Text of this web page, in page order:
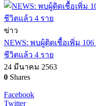
ข่าว
NEWS: พบผู้ติดเชื้อเพิ่ม
ชีวิตแล้ว 4 ราย
24 มีนาคม 2563
0 Shares
Facebook
Twitter